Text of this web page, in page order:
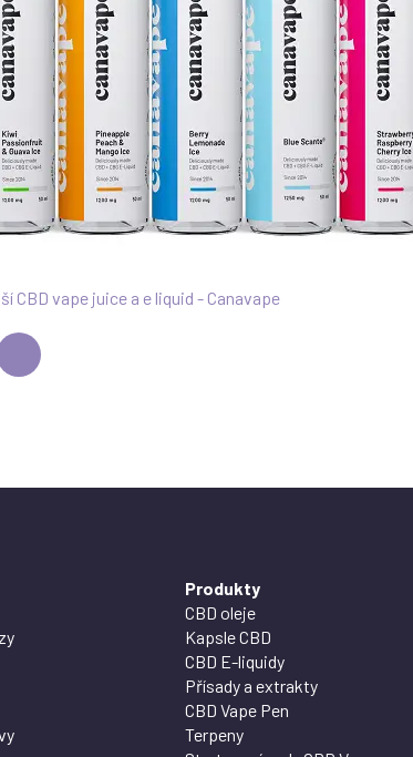
CBD vape juice a e liquid - Canavape
Produkty
CBD oleje
Kapsle CBD
CBD E-liquidy
Přísady a extrakty
CBD Vape Pen
Terpeny